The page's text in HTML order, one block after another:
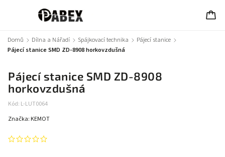
Domů / Dílna a Nářadí / Spájkovací technika / Pájecí stanice /
Pájecí stanice SMD ZD-8908 horkovzdušná
Pájecí stanice SMD ZD-8908
horkovzdušná
Kód: L-LUT0064
Značka: KEMOT